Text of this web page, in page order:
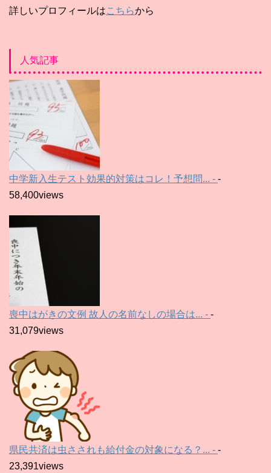
詳しいプロフィールはこちらから
人気記事
中学新入生テスト効果的対策はコレ！予想問... - -
58,400views
喪中はがきの文例 故人の名前なしの場合は... - -
31,079views
県民共済は虫さされも給付金の対象になる？... - -
23,391views